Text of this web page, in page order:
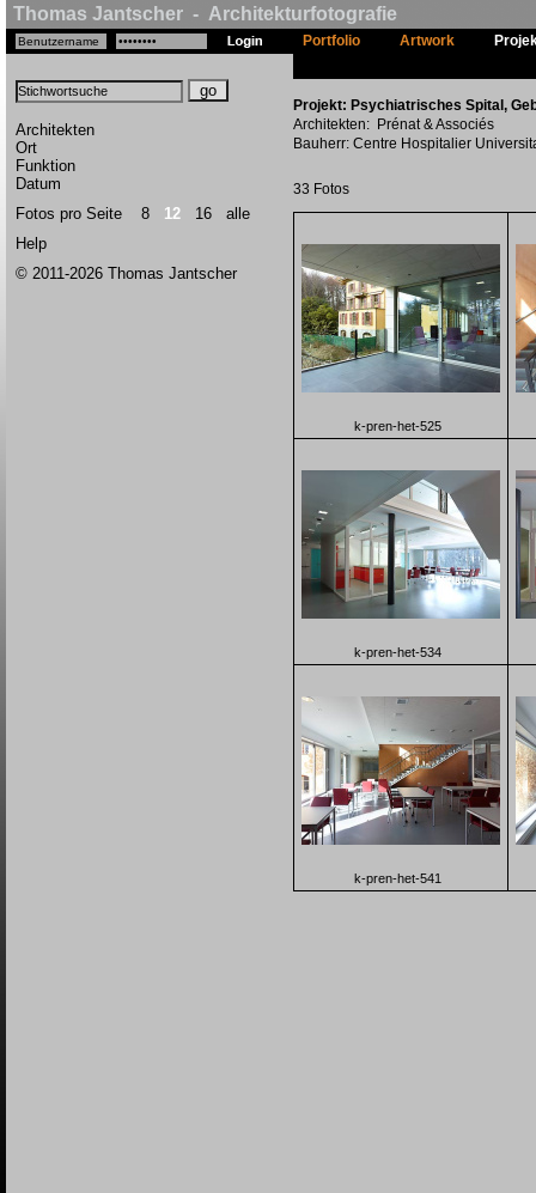
Thomas Jantscher - Architekturfotografie
Architekten
Ort
Funktion
Datum
Fotos pro Seite 8 12 16
alle
Help
© 2011-2026 Thomas Jantscher
Portfolio Artwork
Projekt: Psychiatrisches Spital,
Architekten: Prénat & Associés
Bauherr: Centre Hospitalier
33 Fotos
k-pren-het-525
k-pren-het-534
k-pren-het-541